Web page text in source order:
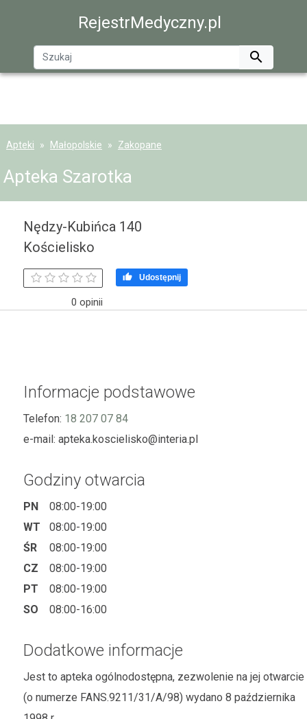
RejestrMedyczny.pl

Apteki Małopolskie Zakopane
Apteka Szarotka
Nędzy-Kubińca 140
Kościelisko
0 opinii
 Udostępnij
Informacje podstawowe
Telefon: 18 207 07 84
e-mail: apteka.koscielisko@interia.pl
Godziny otwarcia
PN
08:00-19:00
WT
08:00-19:00
ŚR
08:00-19:00
CZ
08:00-19:00
PT
08:00-19:00
SO
08:00-16:00
Dodatkowe informacje
Jest to apteka ogólnodostępna, zezwolenie na jej otwarcie
(o numerze FANS.9211/31/A/98) wydano 8 października